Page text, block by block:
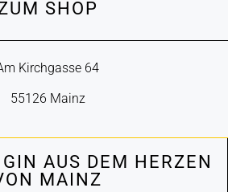
SHOP
Kirchgasse 64
55126 Mainz
AUS DEM HERZEN
MAINZ